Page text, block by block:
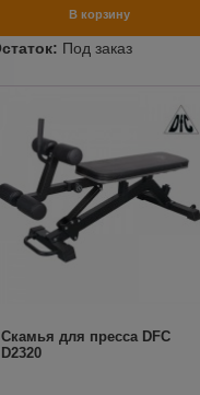
Скамья для пресса DFC
D2320